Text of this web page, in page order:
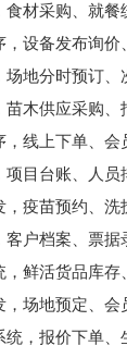
设备发布询价
场地分时预订
木供应采购、
线上下单、会
项目台账、人
户档案、票据